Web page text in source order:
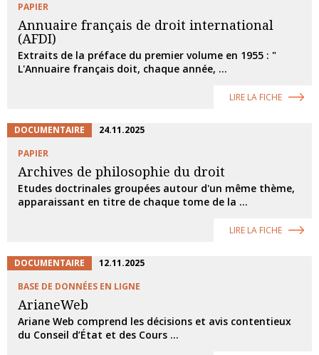
PAPIER
Annuaire français de droit international
(AFDI)
Extraits de la préface du premier volume en 1955 : "
L'Annuaire français doit, chaque année, ...
LIRE LA FICHE
DOCUMENTAIRE
24.11.2025
PAPIER
Archives de philosophie du droit
Etudes doctrinales groupées autour d'un même thème,
apparaissant en titre de chaque tome de la ...
LIRE LA FICHE
DOCUMENTAIRE
12.11.2025
BASE DE DONNÉES EN LIGNE
ArianeWeb
Ariane Web comprend les décisions et avis contentieux
du Conseil d’État et des Cours ...